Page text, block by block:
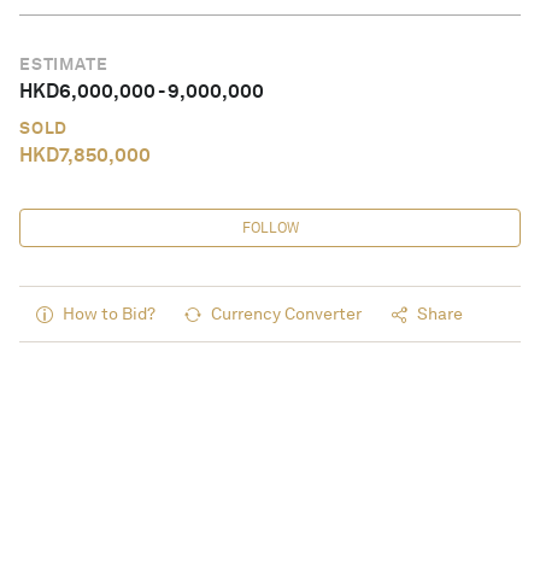
ESTIMATE
HKD6,000,000-9,000,000
SOLD
HKD7,850,000
FOLLOW
How to Bid? Currency Converter Share